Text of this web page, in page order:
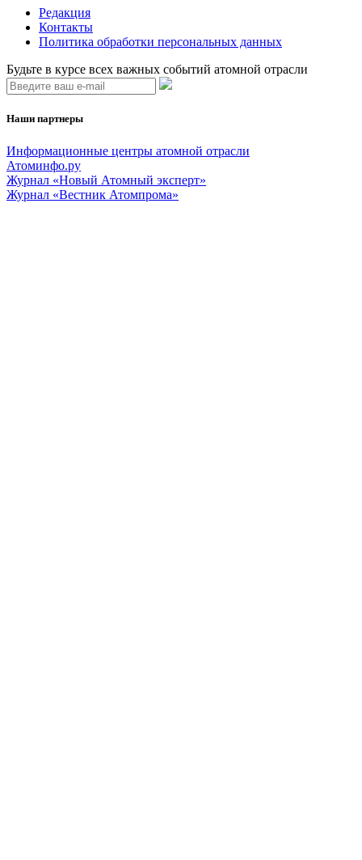
Редакция
Контакты
Политика обработки персональных данных
Будьте в курсе всех важных событий атомной отрасли
Наши партнеры
Информационные центры атомной отрасли
Атоминфо.ру
Журнал «Новый Атомный эксперт»
Журнал «Вестник Атомпрома»